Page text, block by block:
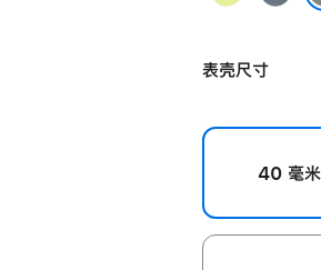
色
色
表壳尺寸
40 毫米